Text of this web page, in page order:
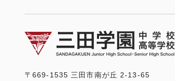
〒669-1535 三田市南が丘 2-13-65